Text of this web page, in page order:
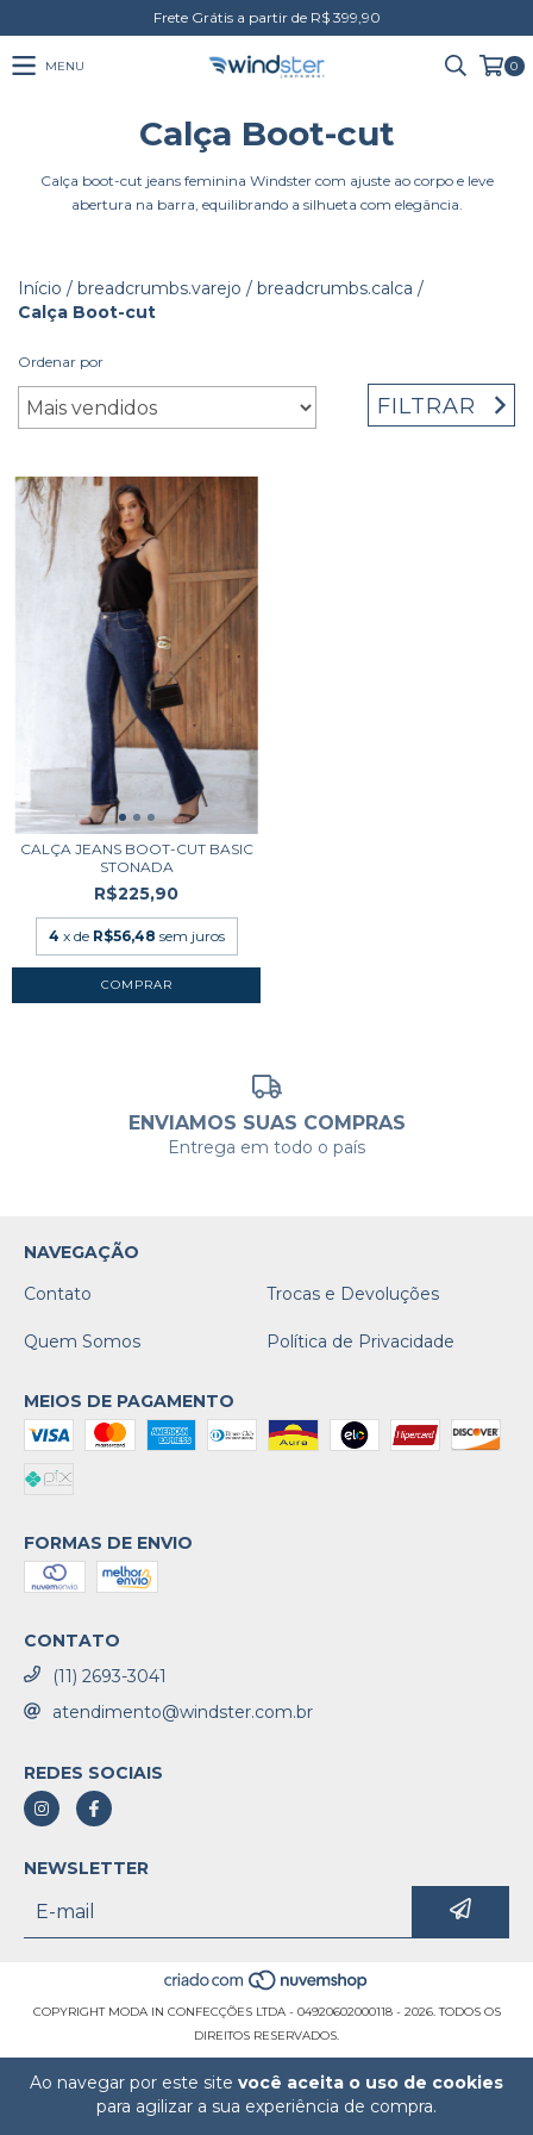
Ao navegar por este site você aceita o uso de cookies
para agilizar a sua experiência de compra.
Frete Grátis a partir de R$ 399,90
MENU 0
Calça Boot-cut
Calça boot-cut jeans feminina Windster com ajuste ao corpo e leve
abertura na barra, equilibrando a silhueta com elegância.
Início / breadcrumbs.varejo / breadcrumbs.calca /
Calça Boot-cut
Ordenar por
FILTRAR
CALÇA JEANS BOOT-CUT BASIC
STONADA
R$225,90
4 x de R$56,48 sem juros
COMPRAR
ENVIAMOS SUAS COMPRAS
Entrega em todo o país
NAVEGAÇÃO
Contato
Trocas e Devoluções
Quem Somos Política de Privacidade
MEIOS DE PAGAMENTO
FORMAS DE ENVIO
CONTATO
(11) 2693-3041
atendimento@windster.com.br
REDES SOCIAIS
NEWSLETTER
COPYRIGHT MODA IN CONFECÇÕES LTDA - 04920602000118 - 2026. TODOS OS
DIREITOS RESERVADOS.